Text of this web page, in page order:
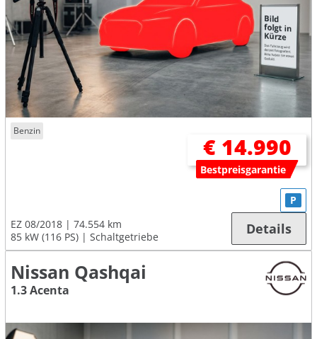
Benzin
€ 14.990
Bestpreisgarantie
EZ 08/2018
74.554 km
85 kW (116 PS)
Schaltgetriebe
P
Details
Nissan Qashqai
1.3 Acenta